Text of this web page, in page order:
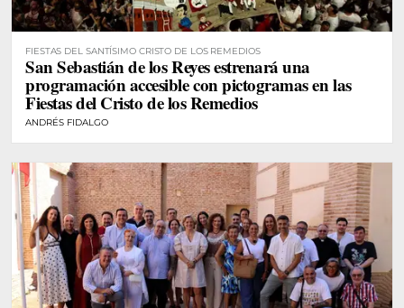
FIESTAS DEL SANTÍSIMO CRISTO DE LOS REMEDIOS
San Sebastián de los Reyes estrenará una
programación accesible con pictogramas en las
Fiestas del Cristo de los Remedios
ANDRÉS FIDALGO